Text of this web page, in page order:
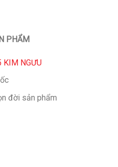
PHẨM
KIM NGƯU
đời sản phẩm